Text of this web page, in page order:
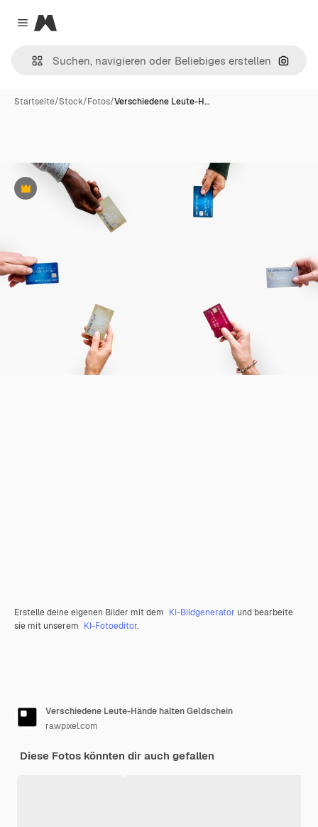
Close menu
Magnific
Nach
Startseite/Stock/Fotos/Verschiedene Leute-H…
Premium
Erstelle deine eigenen Bilder mit dem KI-Bildgenerator und bearbeite
sie mit unserem KI-Fotoeditor.
Verschiedene Leute-Hände halten Geldschein
rawpixel.com
Diese Fotos könnten dir auch gefallen